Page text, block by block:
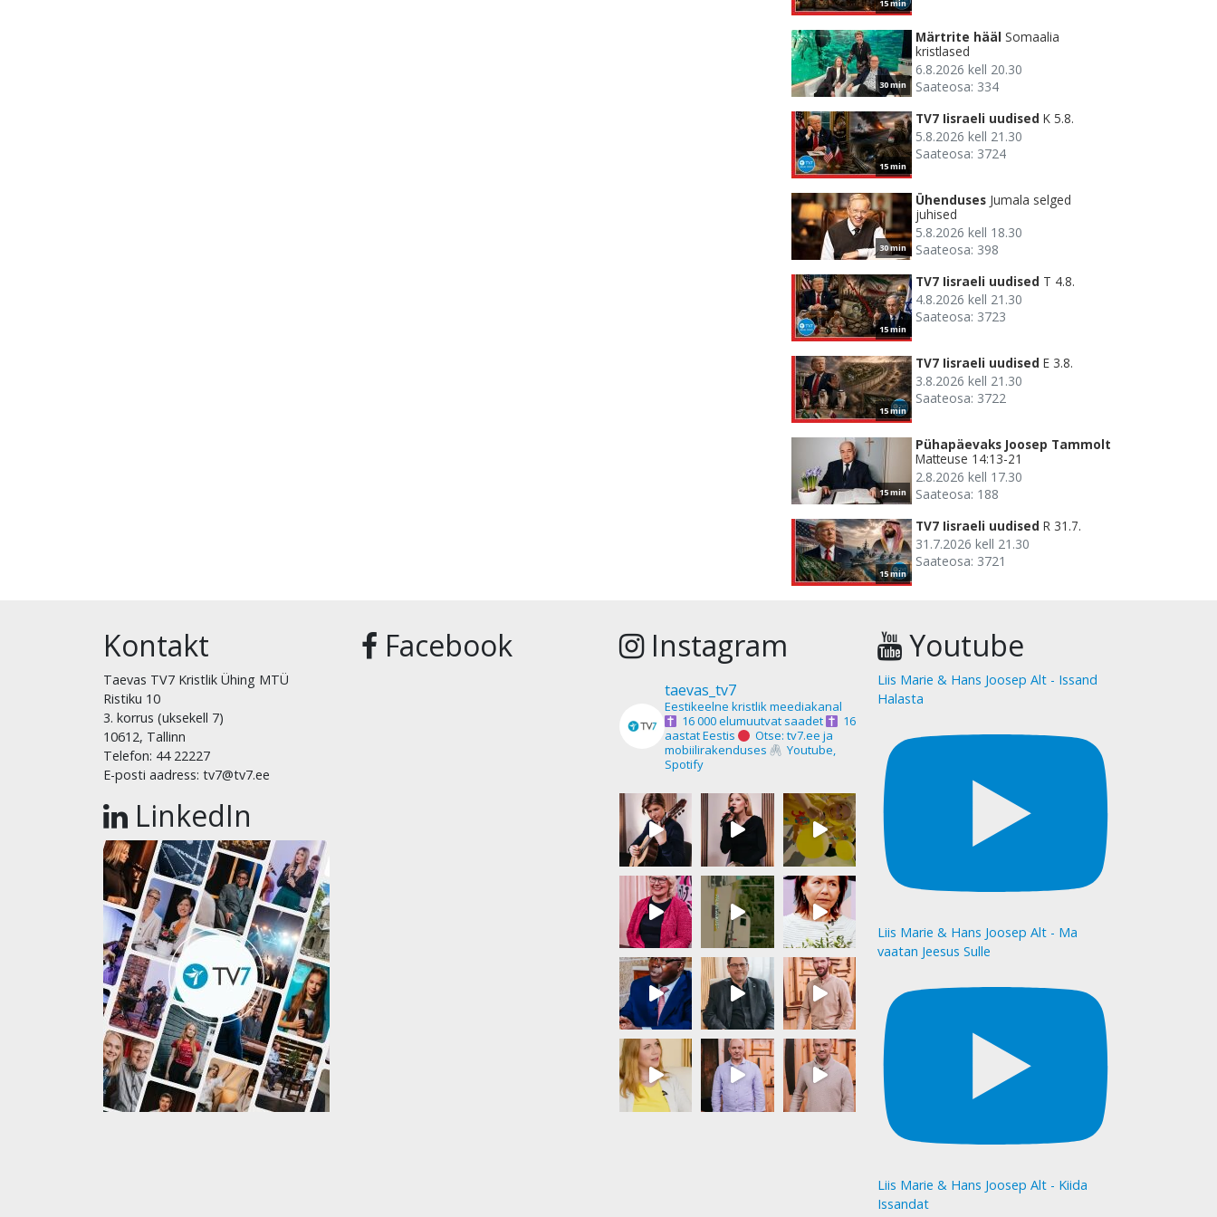
15 min
30 min
Märtrite hääl Somaalia
kristlased
6.8.2026 kell 20.30
Saateosa: 334
15 min
TV7 Iisraeli uudised K 5.8.
5.8.2026 kell 21.30
Saateosa: 3724
30 min
Ühenduses Jumala selged
juhised
5.8.2026 kell 18.30
Saateosa: 398
15 min
TV7 Iisraeli uudised T 4.8.
4.8.2026 kell 21.30
Saateosa: 3723
15 min
TV7 Iisraeli uudised E 3.8.
3.8.2026 kell 21.30
Saateosa: 3722
15 min
Pühapäevaks Joosep Tammolt
Matteuse 14:13-21
2.8.2026 kell 17.30
Saateosa: 188
15 min
TV7 Iisraeli uudised R 31.7.
31.7.2026 kell 21.30
Saateosa: 3721
Kontakt
Taevas TV7 Kristlik Ühing MTÜ
Ristiku 10
3. korrus (uksekell 7)
10612, Tallinn
Telefon: 44 22227
E-posti aadress: tv7@tv7.ee
LinkedIn
Facebook Instagram
taevas_tv7
Eestikeelne kristlik meediakanal
16 000 elumuutvat saadet
16
aastat Eestis
Otse: tv7.ee ja
mobiilirakenduses
Youtube,
Spotify
Youtube
Liis Marie & Hans Joosep Alt - Issand
Halasta
Liis Marie & Hans Joosep Alt - Ma
vaatan Jeesus Sulle
Liis Marie & Hans Joosep Alt - Kiida
Issandat